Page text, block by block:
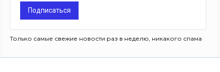
Подписаться
Только самые свежие новости раз в неделю, никакого спама